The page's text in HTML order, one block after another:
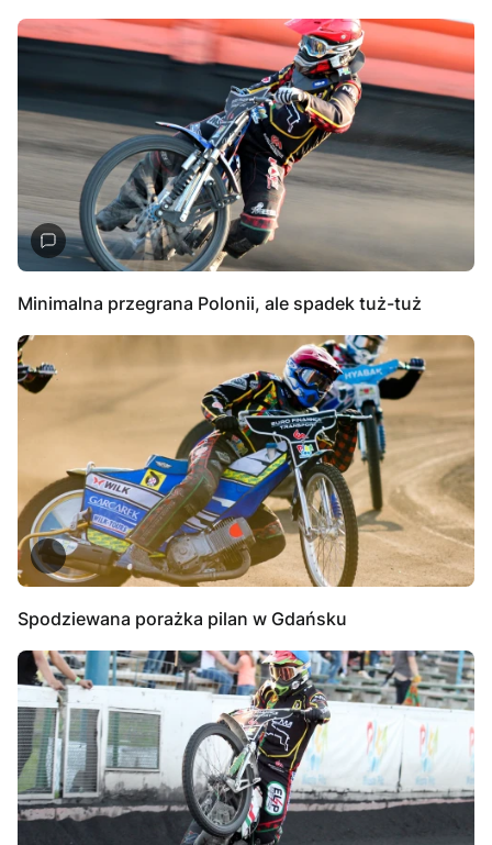
Minimalna przegrana Polonii, ale spadek tuż-tuż
Spodziewana porażka pilan w Gdańsku